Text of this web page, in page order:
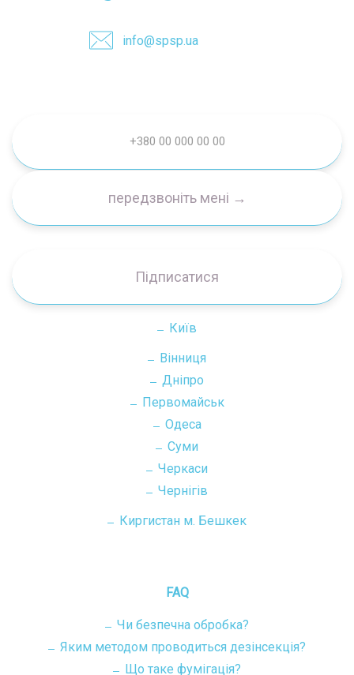
info@spsp.ua
Підписатися
Київ
Вінниця
Дніпро
Первомайськ
Одеса
Суми
Черкаси
Чернігів
Киргистан м. Бешкек
FAQ
Чи безпечна обробка?
Яким методом проводиться дезінсекція?
Що таке фумігація?